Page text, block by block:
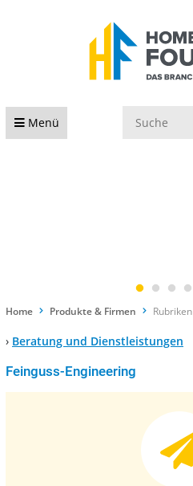
Menü
Home Produkte & Firmen Rubriken
› Beratung und Dienstleistungen
Feinguss-Engineering